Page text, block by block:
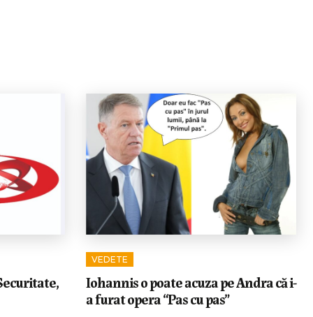
VEDETE
Iohannis o poate acuza pe Andra că i-
a furat opera “Pas cu pas”